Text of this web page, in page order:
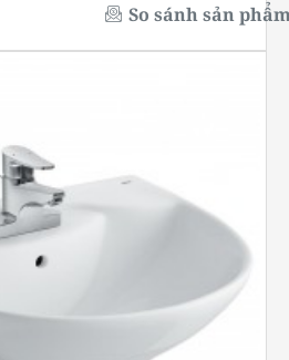
So sánh sản